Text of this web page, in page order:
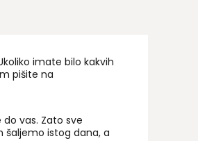
imate bilo kakvih
pišite na
vas. Zato sve
šaljemo istog dana, a